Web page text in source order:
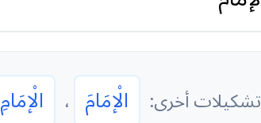
تشكيلات أخرى: الْإمَامَ ، الْإمَامِ